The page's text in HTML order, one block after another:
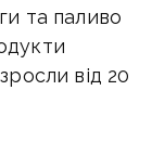
та паливо
від 20